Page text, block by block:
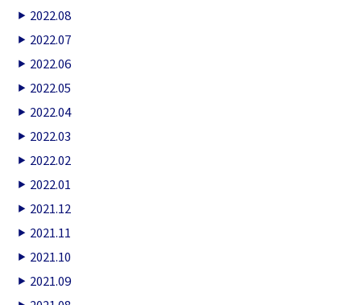
2022.08
2022.07
2022.06
2022.05
2022.04
2022.03
2022.02
2022.01
2021.12
2021.11
2021.10
2021.09